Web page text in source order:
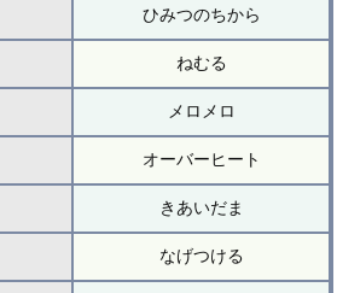
ひみつのちから
ねむる
メロメロ
オーバーヒート
きあいだま
なげつける